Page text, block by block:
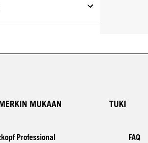
MUKAAN
Professional
TUKI
FAQ